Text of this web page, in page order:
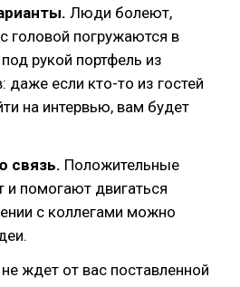
Люди болеют,
головой погружаются в
рукой портфель из
даже если кто-то из гостей
на интервью, вам будет
связь. Положительные
помогают двигаться
с коллегами можно
ждет от вас поставленной